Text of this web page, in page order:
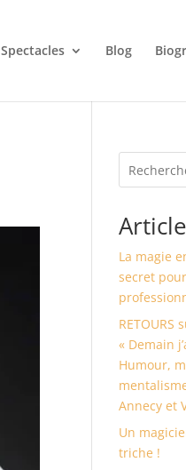
Spectacles Blog
La magie
secret
RETOURS
« Demain
Humour,
Annecy et
Un
triche !